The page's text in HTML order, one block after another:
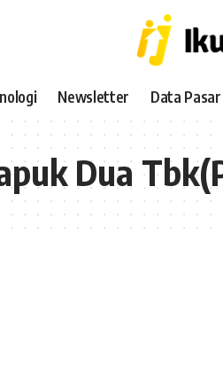
Newsletter Data Pasar
Dua